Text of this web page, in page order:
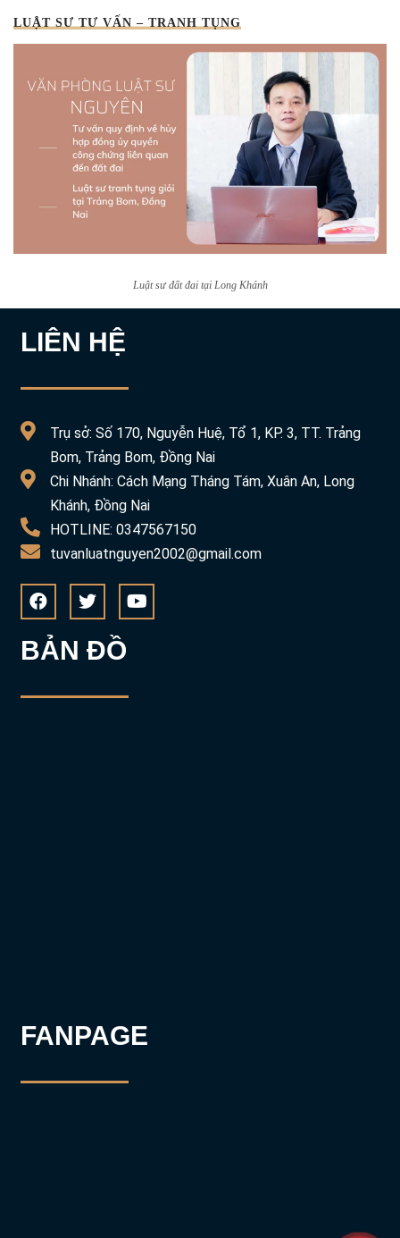
LUẬT SƯ TƯ VẤN – TRANH TỤNG
Luật sư đất đai tại Long Khánh
LIÊN HỆ
Trụ sở: Số 170, Nguyễn Huệ, Tổ 1, KP. 3, TT. Trảng
Bom, Trảng Bom, Đồng Nai
Chi Nhánh: Cách Mạng Tháng Tám, Xuân An, Long
Khánh, Đồng Nai
HOTLINE: 0347567150
tuvanluatnguyen2002@gmail.com
BẢN ĐỒ
FANPAGE